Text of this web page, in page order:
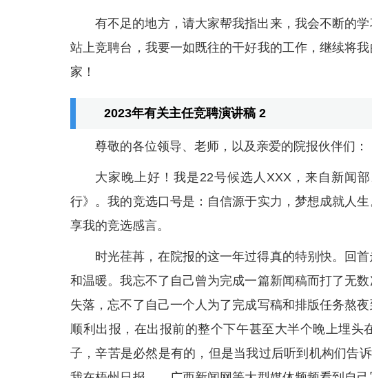
有不足的地方，请大家帮我指出来，我会不断的
站上竞聘台，我要一如既往的干好我的工作，继续将
家！
2023年有关主任竞聘演讲稿 2
尊敬的各位领导、老师，以及亲爱的院报伙伴们：
大家晚上好！我是22号候选人XXX，来自新闻
行》。我的竞选口号是：自信源于实力，梦想成就人
享我的竞选感言。
时光荏苒，在院报的这一年过得真的特别快。回
和温暖。我忘不了自己曾为完成一篇新闻稿而打了无
失落，忘不了自己一个人为了完成写稿和排版任务熬
顺利出报，在出报前的整个下午甚至大半个晚上埋头
子，辛苦是必然是有的，但是当我过后听到机构们告